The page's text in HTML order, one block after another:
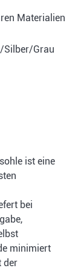
Materialien
Silber/Grau
ist eine
bei
minimiert
der